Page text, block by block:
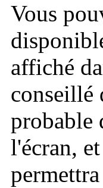
Vous
affiché
conseillé
probable
l'écran,